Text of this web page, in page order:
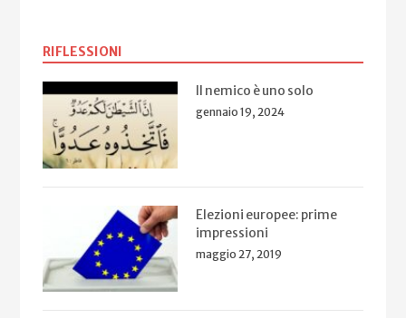
RIFLESSIONI
Il nemico è uno solo
gennaio 19, 2024
Elezioni europee: prime
impressioni
maggio 27, 2019